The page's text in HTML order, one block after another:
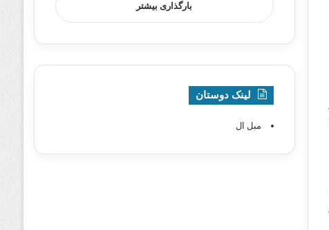
بارگذاری بیشتر
لینک دوستان
مبل ال